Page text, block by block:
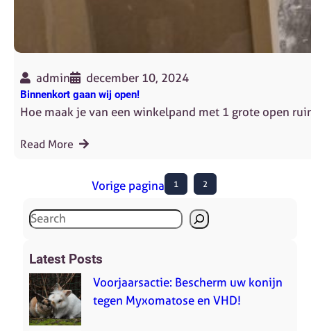
admin december 10, 2024
Binnenkort gaan wij open!
Hoe maak je van een winkelpand met 1 grote open
Read More
Vorige pagina 1 2
S
a
r
c
h
Latest Posts
Voorjaarsactie: Bescherm uw konijn
tegen Myxomatose en VHD!